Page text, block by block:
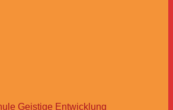
Geistige Entwicklung